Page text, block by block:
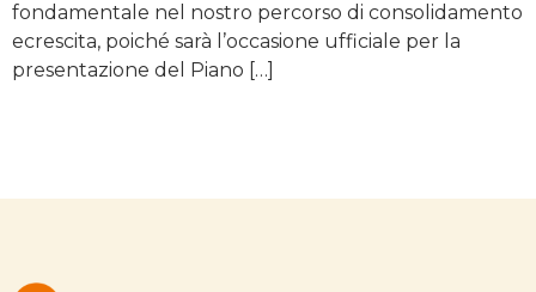
fondamentale nel nostro percorso di consolidamento
ecrescita, poiché sarà l’occasione ufficiale per la
presentazione del Piano […]